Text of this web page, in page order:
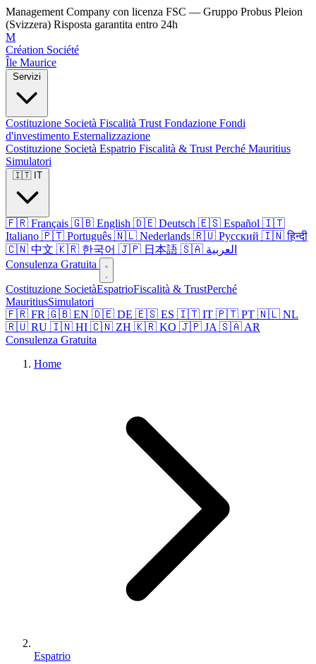
Management Company con licenza FSC — Gruppo Probus Pleion
(Svizzera) Risposta garantita entro 24h
M
Création Société
Île Maurice
Costituzione Società Fiscalità Trust Fondazione Fondi
d'investimento Esternalizzazione
Costituzione Società Espatrio Fiscalità & Trust Perché Mauritius
Simulatori
🇫🇷 Français 🇬🇧 English 🇩🇪 Deutsch 🇪🇸 Español 🇮🇹
Italiano 🇵🇹 Português 🇳🇱 Nederlands 🇷🇺 Русский 🇮🇳 हिन्दी
🇨🇳 中文 🇰🇷 한국어 🇯🇵 日本語
🇸🇦 العربية
Consulenza Gratuita
Costituzione SocietàEspatrioFiscalità & TrustPerché
MauritiusSimulatori
🇫🇷 FR 🇬🇧 EN 🇩🇪 DE 🇪🇸 ES 🇮🇹 IT 🇵🇹 PT 🇳🇱 NL
🇷🇺 RU 🇮🇳 HI 🇨🇳 ZH 🇰🇷 KO 🇯🇵 JA 🇸🇦 AR
Consulenza Gratuita
Home
Espatrio